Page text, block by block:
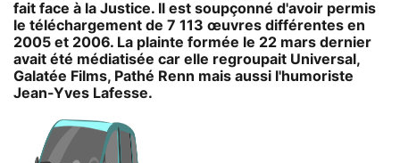
fait face à la Justice. Il est soupçonné d'avoir permis
le téléchargement de 7 113 œuvres différentes en
2005 et 2006. La plainte formée le 22 mars dernier
avait été médiatisée car elle regroupait Universal,
Galatée Films, Pathé Renn mais aussi l'humoriste
Jean-Yves Lafesse.